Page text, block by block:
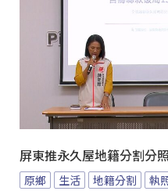
屏東推永久屋地籍分割分
原鄉 生活 地籍分割 執